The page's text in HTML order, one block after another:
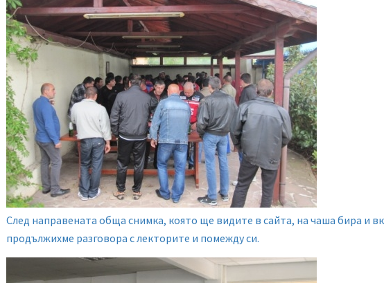
След направената обща снимка, която ще видите в сайта, на чаша бира и
продължихме разговора с лекторите и помежду си.